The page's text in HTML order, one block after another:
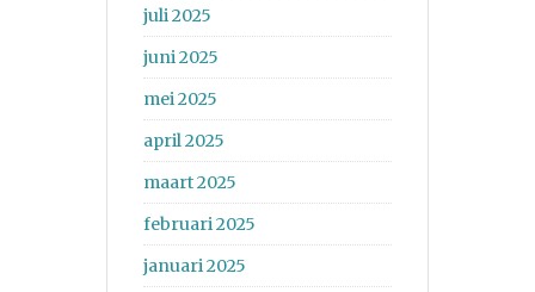
juli 2025
juni 2025
mei 2025
april 2025
maart 2025
februari 2025
januari 2025